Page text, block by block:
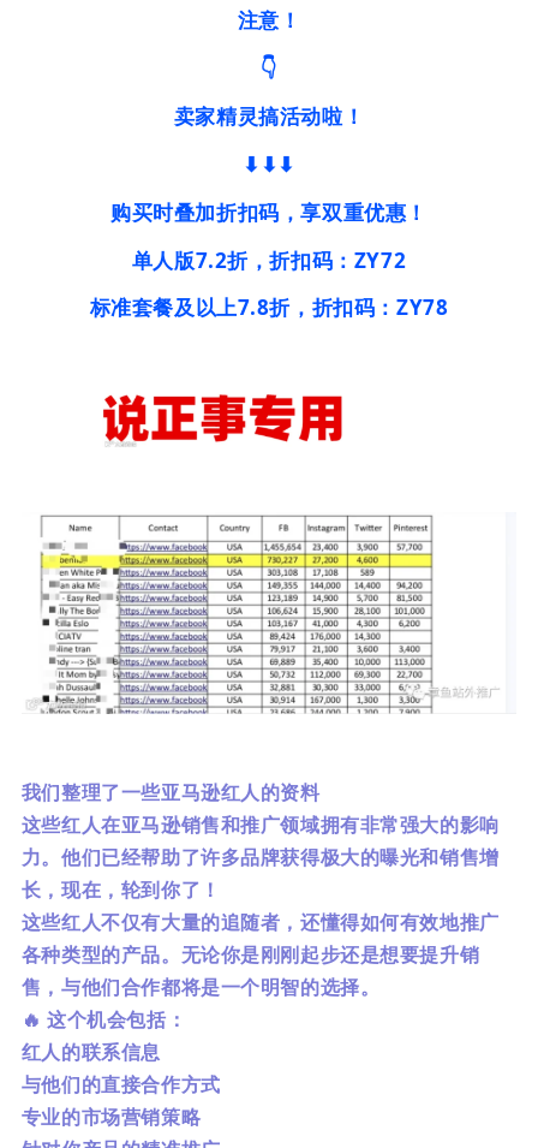
注意！
👇
卖家精灵搞活动啦！
⬇⬇⬇
购买时叠加折扣码，享双重优惠！
单人版7.2折，折扣码：ZY72
标准套餐及以上7.8折，折扣码：ZY78
我们整理了一些亚马逊红人的资料
这些红人在亚马逊销售和推广领域拥有非常强大的影响
力。他们已经帮助了许多品牌获得极大的曝光和销售增
长，现在，轮到你了！
这些红人不仅有大量的追随者，还懂得如何有效地推广
各种类型的产品。无论你是刚刚起步还是想要提升销
售，与他们合作都将是一个明智的选择。
🔥 这个机会包括：
红人的联系信息
与他们的直接合作方式
专业的市场营销策略